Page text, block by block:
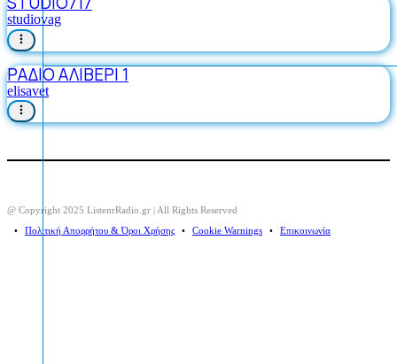
studiovag
ΡΑΔΙΟ ΑΛΙΒΕΡΙ 1
elisavet
@ Copyright 2025 ListenrRadio.gr | All Rights Reserved
⠀•⠀ Πολιτική Απορρήτου & Όροι Χρήσης ⠀•⠀ Cookie Warnings ⠀•⠀ Επικοινωνία